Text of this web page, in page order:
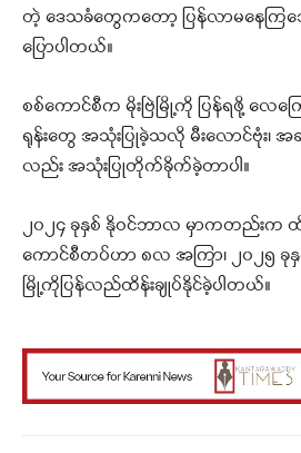
တဲ့ ဒေသခံတွေကတော့ ပြန်လာမနေကြ
ပြောပါတယ်။
စစ်ကောင်စီက မိုးဗြဲမြို့ကို ပြန်ရဖို့ လေကြ
ရုန်းတွေ အသုံးပြုခဲ့သလို မီးလောင်ဗုံး၊
လည်း အသုံးပြုတိုက်ခိုက်ခဲ့တာပါ။
၂၀၂၄ ခုနှစ် နိုဝင်ဘာလ မှာကတည်းက
ကောင်စီတပ်ဟာ ၈လ အကြာ၊ ၂၀၂၅ ခု
မြို့ကိုပြန်လည်ထိန်းချုပ်နိုင်ခဲ့ပါတယ်။